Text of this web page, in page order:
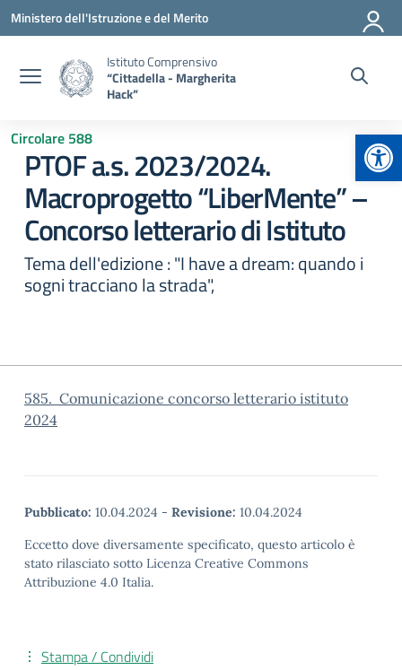
Vai ai contenuti
Vai al menu di navigazione
Vai al footer
Ministero dell'Istruzione e del Merito
Istituto Comprensivo
“Cittadella - Margherita
Hack”
Circolare 588
PTOF a.s. 2023/2024.
Macroprogetto “LiberMente” –
Concorso letterario di Istituto
Tema dell'edizione : "I have a dream: quando i
sogni tracciano la strada",
585. Comunicazione concorso letterario istituto
2024
Pubblicato: 10.04.2024 - Revisione: 10.04.2024
Eccetto dove diversamente specificato, questo articolo è
stato rilasciato sotto Licenza Creative Commons
Attribuzione 4.0 Italia.
Stampa / Condividi